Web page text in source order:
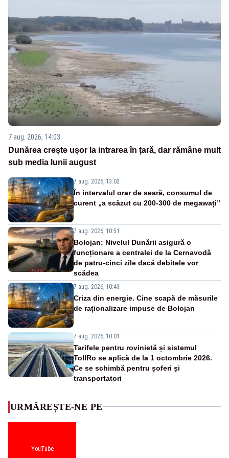
7 aug. 2026, 14:03
Dunărea crește ușor la intrarea în țară, dar rămâne mult
sub media lunii august
7 aug. 2026, 13:02
În intervalul orar de seară, consumul de
curent „a scăzut cu 200-300 de megawați”
7 aug. 2026, 10:51
Bolojan: Nivelul Dunării asigură o
funcționare a centralei de la Cernavodă
de patru-cinci zile dacă debitele vor
scădea
7 aug. 2026, 10:43
Criza din energie. Cine scapă de măsurile
de raționalizare impuse de Bolojan
7 aug. 2026, 10:01
Tarifele pentru rovinietă și sistemul
TollRo se aplică de la 1 octombrie 2026.
Ce se schimbă pentru șoferi și
transportatori
URMĂREȘTE-NE PE
YouTube